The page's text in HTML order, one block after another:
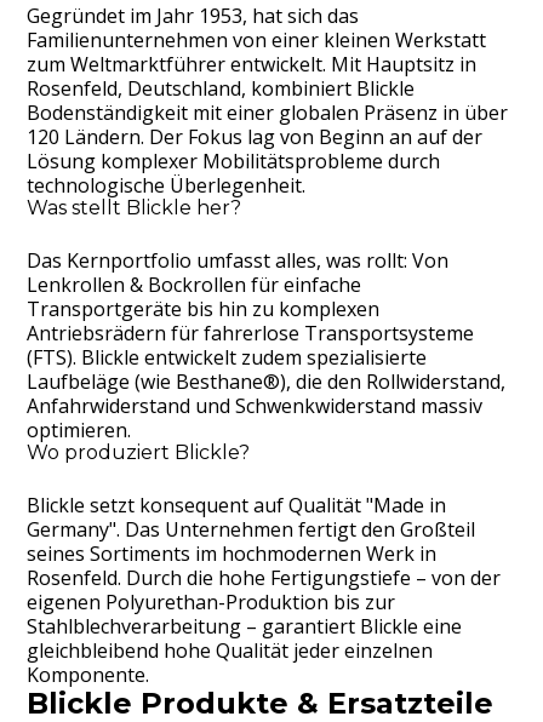
Gegründet im Jahr 1953, hat sich das
Familienunternehmen von einer kleinen Werkstatt
zum Weltmarktführer entwickelt. Mit Hauptsitz in
Rosenfeld, Deutschland, kombiniert Blickle
Bodenständigkeit mit einer globalen Präsenz in über
120 Ländern. Der Fokus lag von Beginn an auf der
Lösung komplexer Mobilitätsprobleme durch
technologische Überlegenheit.
Was stellt Blickle her?
Das Kernportfolio umfasst alles, was rollt: Von
Lenkrollen & Bockrollen für einfache
Transportgeräte bis hin zu komplexen
Antriebsrädern für fahrerlose Transportsysteme
(FTS). Blickle entwickelt zudem spezialisierte
Laufbeläge (wie Besthane®), die den Rollwiderstand,
Anfahrwiderstand und Schwenkwiderstand massiv
optimieren.
Wo produziert Blickle?
Blickle setzt konsequent auf Qualität "Made in
Germany". Das Unternehmen fertigt den Großteil
seines Sortiments im hochmodernen Werk in
Rosenfeld. Durch die hohe Fertigungstiefe – von der
eigenen Polyurethan-Produktion bis zur
Stahlblechverarbeitung – garantiert Blickle eine
gleichbleibend hohe Qualität jeder einzelnen
Komponente.
Blickle Produkte & Ersatzteile